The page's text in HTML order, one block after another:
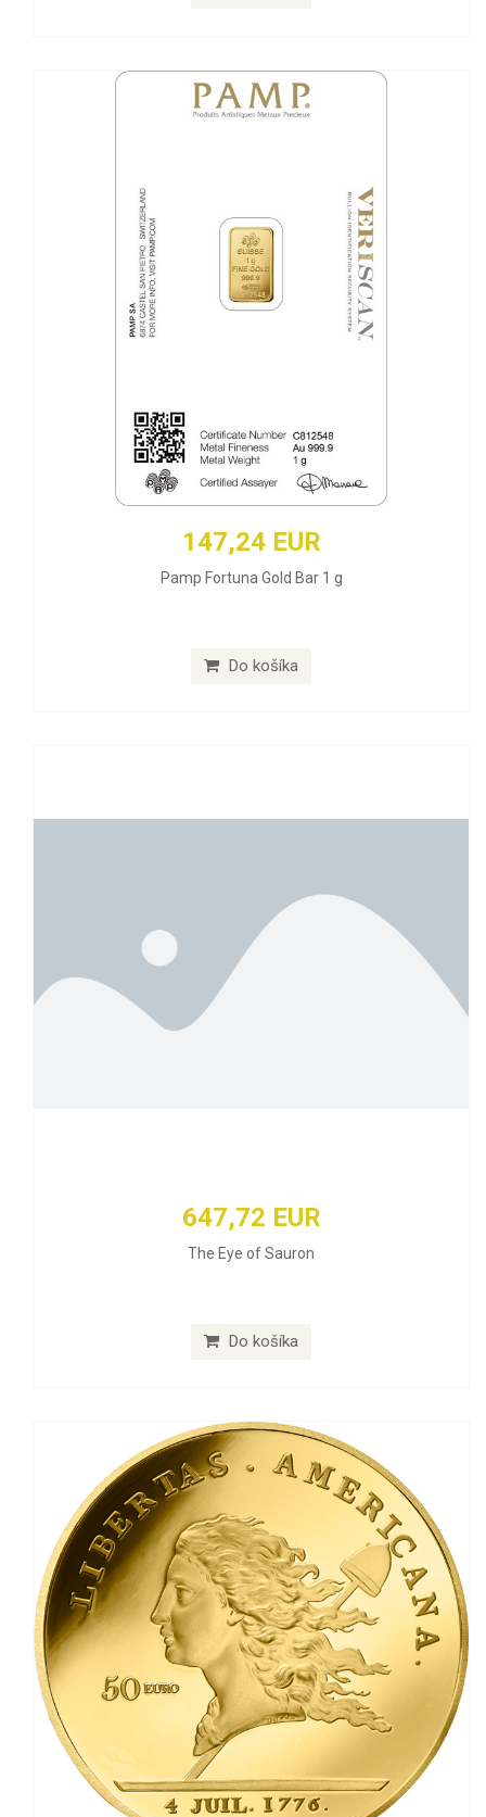
147,24 EUR
Pamp Fortuna Gold Bar 1 g
Do košíka
647,72 EUR
The Eye of Sauron
Do košíka